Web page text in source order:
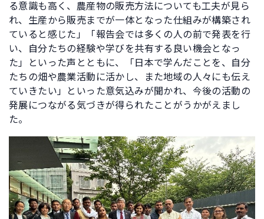
る意識も高く、農産物の販売方法についても工夫が見ら
れ、生産から販売までが一体となった仕組みが構築され
ていると感じた」「報告会では多くの人の前で発表を行
い、自分たちの経験や学びを共有する良い機会となっ
た」といった声とともに、「日本で学んだことを、自分
たちの畑や農業活動に活かし、また地域の人々にも伝え
ていきたい」といった意気込みが聞かれ、今後の活動の
発展につながる気づきが得られたことがうかがえまし
た。